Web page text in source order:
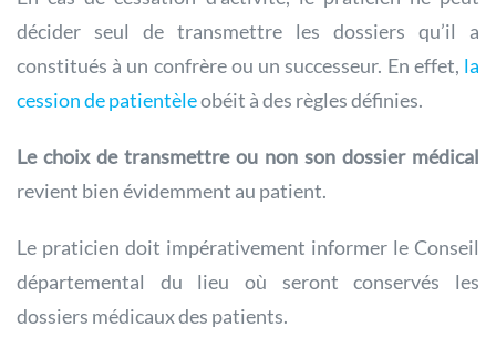
décider seul de transmettre les dossiers qu’il a
constitués à un confrère ou un successeur. En effet, la
cession de patientèleobéit à des règles définies.
Le choix de transmettre ou non son dossier médical
revient bien évidemment au patient.
Le praticien doit impérativement informer le Conseil
départemental du lieu où seront conservés les
dossiers médicaux des patients.